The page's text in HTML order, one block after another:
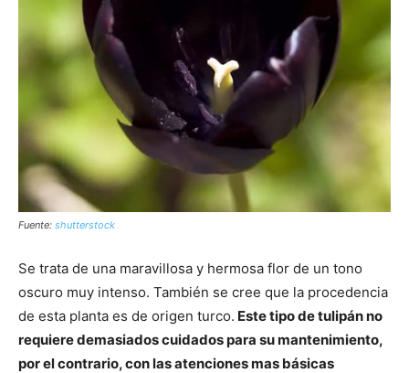
Fuente: shutterstock
Se trata de una maravillosa y hermosa flor de un tono
oscuro muy intenso. También se cree que la procedencia
de esta planta es de origen turco. Este tipo de tulipán no
requiere demasiados cuidados para su mantenimiento,
por el contrario, con las atenciones mas básicas